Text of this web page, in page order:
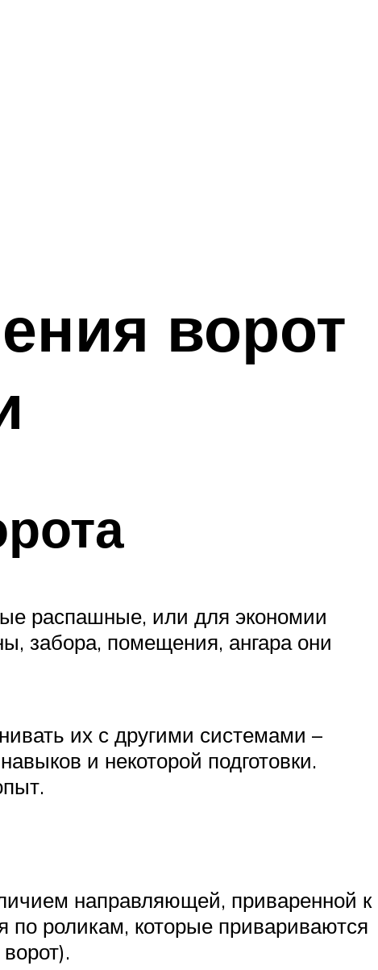
ворот
распашные, или для экономии
забора, помещения, ангара они
их с другими системами –
и некоторой подготовки.
направляющей, приваренной к
роликам, которые привариваются